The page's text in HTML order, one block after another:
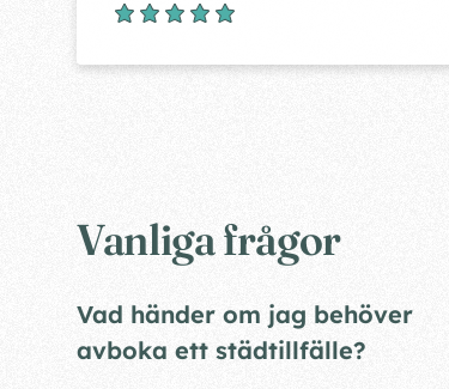
Vanliga frågor
Vad händer om jag behöver
avboka ett städtillfälle?